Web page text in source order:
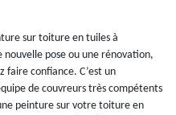
sur toiture en tuiles à
nouvelle pose ou une rénovation,
faire confiance. C’est un
de couvreurs très compétents
peinture sur votre toiture en